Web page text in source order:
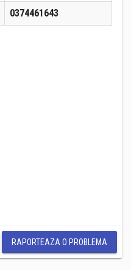
0374461643
RAPORTEAZA O PROBLEMA